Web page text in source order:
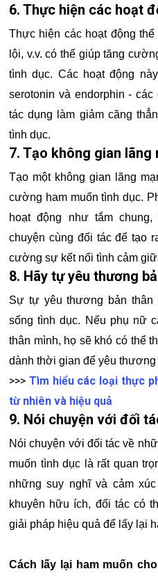
6. Thực hiện các hoạt
Thực hiện các hoạt động
lội, v.v. có thể giúp tăng
tình dục. Các hoạt động
serotonin và endorphin -
tác dụng làm giảm căng
tình dục.
7. Tạo không gian lãng
Tạo một không gian lãng
cường ham muốn tình dục.
hoạt động như tắm
chuyện cùng đối tác để tạo
cường sự kết nối tình cảm
8. Hãy tự yêu thương
Sự tự yêu thương bản thân
sống tình dục. Nếu phụ nữ
thân mình, họ sẽ khó có thể
dành thời gian để yêu thương
>>> Tìm hiểu các loại thực
từ nhiên và hiệu quả
9. Nói chuyện với đối
Nói chuyện với đối tác về
muốn tình dục là rất quan
những suy nghĩ và cảm
khuyên hữu ích, đối tác có
giải pháp hiệu quả để lấy lại
Cách lấy lại ham muốn